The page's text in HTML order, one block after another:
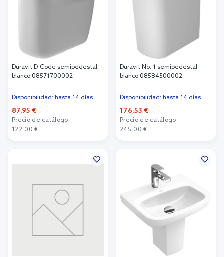
Duravit D-Code semipedestal
blanco 08571700002
Disponibilidad: hasta 14 días
87,95 €
Precio de catálogo:
122,00 €
Duravit No. 1 semipedestal
blanco 08584500002
Disponibilidad: hasta 14 días
176,53 €
Precio de catálogo:
245,00 €